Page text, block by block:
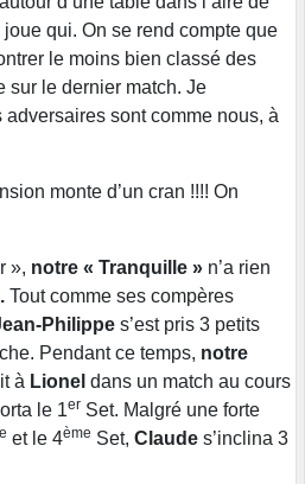
qui. On se rend compte que
le moins bien classé des
sur le dernier match. Je
adversaires sont comme nous, à
monte d’un cran !!!! On
», notre « Tranquille » n’a rien
Tout comme ses compères
Philippe s’est pris 3 petits
Pendant ce temps, notre
à Lionel dans un match au cours
le 1er Set. Malgré une forte
et le 4ème Set, Claude s’inclina 3